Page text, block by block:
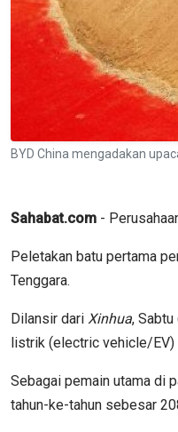
BYD China mengadakan
Sahabat.com -
Peletakan batu pertama
Tenggara.
Dilansir dari Xinhua,
listrik (electric vehicle/EV)
Sebagai pemain utama di
tahun-ke-tahun sebesar